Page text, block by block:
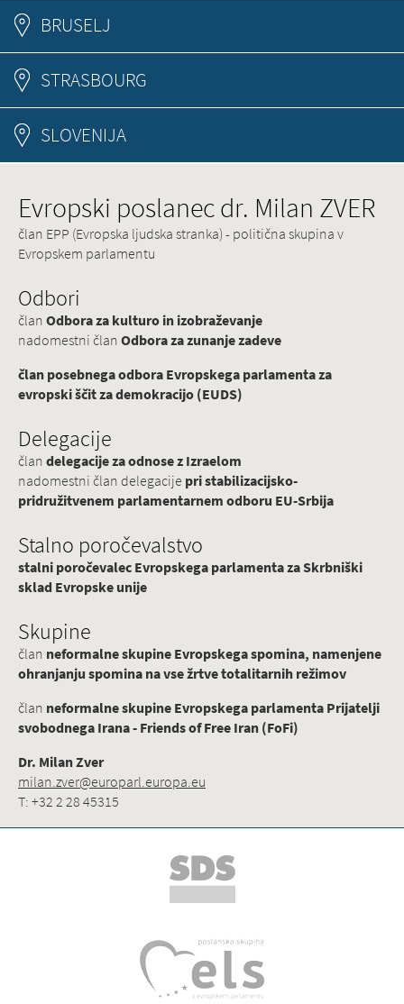
BRUSELJ
STRASBOURG
SLOVENIJA
Evropski poslanec dr. Milan ZVER
član EPP (Evropska ljudska stranka) - politična skupina v
Evropskem parlamentu
Odbori
članOdbora za kulturo in izobraževanje
nadomestni članOdbora za zunanje zadeve
član posebnega odbora Evropskega parlamenta za
evropski ščit za demokracijo (EUDS)
Delegacije
člandelegacije za odnose z Izraelom
nadomestni član delegacije pri stabilizacijsko-
pridružitvenem parlamentarnem odboru EU-Srbija
Stalno poročevalstvo
stalni poročevalec Evropskega parlamenta za Skrbniški
sklad Evropske unije
Skupine
član neformalne skupine Evropskega spomina, namenjene
ohranjanju spomina na vse žrtve totalitarnih režimov
član neformalne skupine Evropskega parlamenta Prijatelji
svobodnega Irana - Friends of Free Iran (FoFi)
Dr. Milan Zver
milan.zver@europarl.europa.eu
T: +32 2 28 45315